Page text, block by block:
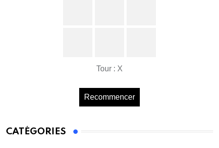
Tour : X
Recommencer
CATÉGORIES